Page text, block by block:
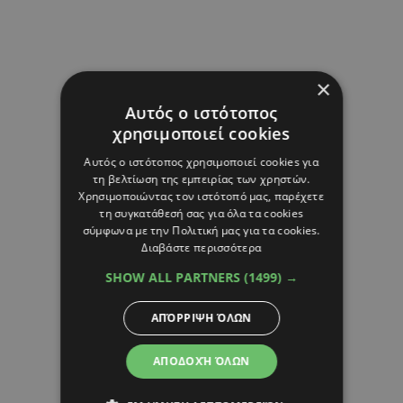
×
Αυτός ο ιστότοπος
χρησιμοποιεί cookies
Αυτός ο ιστότοπος χρησιμοποιεί cookies για
τη βελτίωση της εμπειρίας των χρηστών.
Χρησιμοποιώντας τον ιστότοπό μας, παρέχετε
τη συγκατάθεσή σας για όλα τα cookies
σύμφωνα με την Πολιτική μας για τα cookies.
Διαβάστε περισσότερα
SHOW ALL PARTNERS (1499) →
ΑΠΟΔΟΧΉ ΌΛΩΝ
ΑΠΌΡΡΙΨΗ ΌΛΩΝ